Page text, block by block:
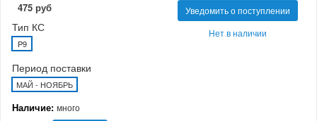
475 руб
Тип КС
P9
Период поставки
МАЙ - НОЯБРЬ
Наличие: много
Уведомить о поступлении
Нет в наличии